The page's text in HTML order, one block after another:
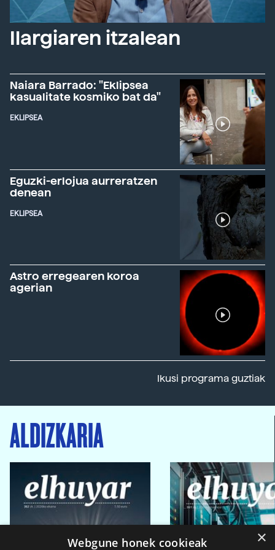
Ilargiaren itzalean
Naiara Barrado: "Eklipsea
kasualitate kosmiko bat da"
EKLIPSEA
Eguzki-erlojua aurreratzen
denean
EKLIPSEA
Astro erregearen koroa
agerian
Ikusi programa guztiak
ALDIZKARIA
×
Webgune honek cookieak